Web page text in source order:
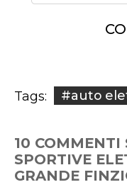
Tags: #auto
10 COMMENTI
SPORTIVE
GRANDE